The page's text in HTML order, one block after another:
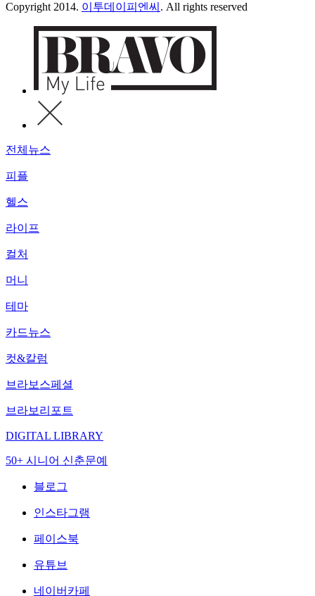
Copyright 2014. 이투데이피엔씨 . All rights reserved
전체뉴스
피플
헬스
라이프
컬처
머니
테마
카드뉴스
컷&칼럼
브라보스페셜
브라보리포트
DIGITAL LIBRARY
50+ 시니어 신춘문예
블로그
인스타그램
페이스북
유튜브
네이버카페